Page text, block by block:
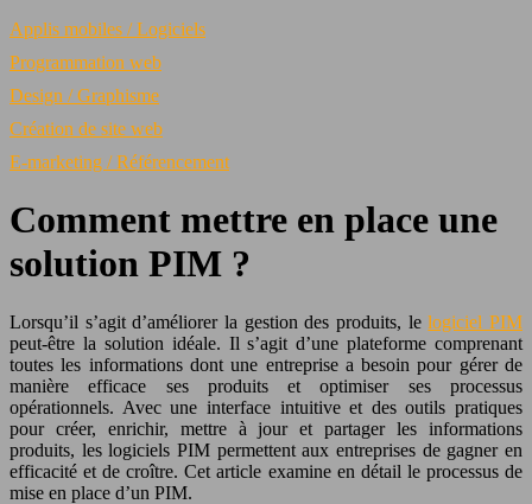
Applis mobiles / Logiciels
Programmation web
Design / Graphisme
Création de site web
E-marketing / Référencement
Comment mettre en place une
solution PIM ?
Lorsqu’il s’agit d’améliorer la gestion des produits, lelogiciel PIM
peut-être la solution idéale. Il s’agit d’une plateforme comprenant
toutes les informations dont une entreprise a besoin pour gérer de
manière efficace ses produits et optimiser ses processus
opérationnels. Avec une interface intuitive et des outils pratiques
pour créer, enrichir, mettre à jour et partager les informations
produits, les logiciels PIM permettent aux entreprises de gagner en
efficacité et de croître. Cet article examine en détail le processus de
mise en place d’un PIM.